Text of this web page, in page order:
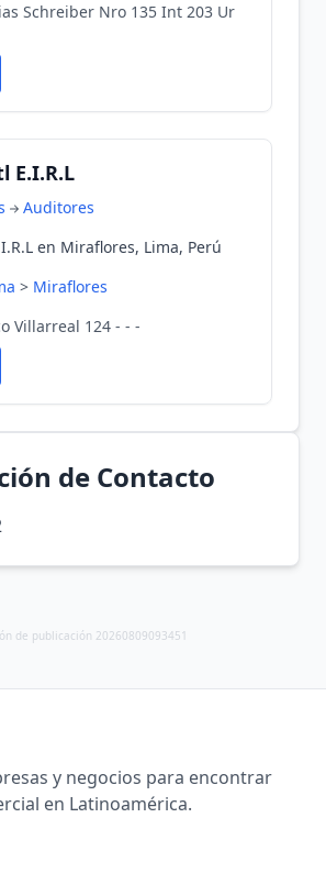
Schreiber Nro 135 Int 203 Ur
E.I.R.L
Auditores
en Miraflores, Lima, Perú
> Miraflores
Villarreal 124 - - -
de Contacto
de publicación 20260809093451
y negocios para encontrar
en Latinoamérica.